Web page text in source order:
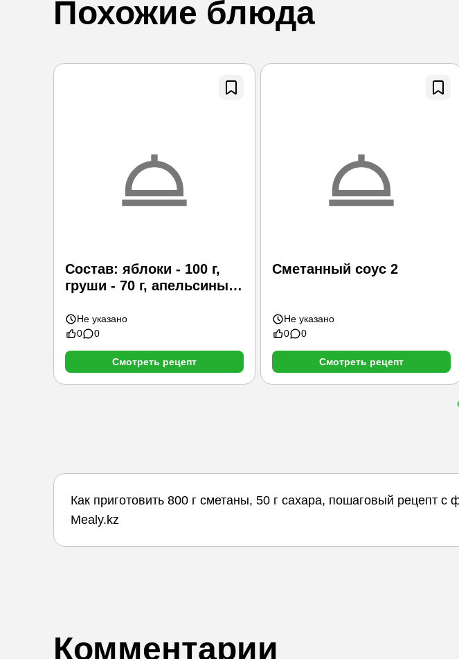
Похожие блюда
Состав: яблоки - 100 г,
груши - 70 г, апельсины -
Не указано
0
0
Смотреть рецепт
Сметанный соус 2
Не указано
0
0
Смотреть рецепт
Как приготовить 800 г сметаны, 50 г сахара, пошаговый рецепт
Mealy.kz
Комментарии